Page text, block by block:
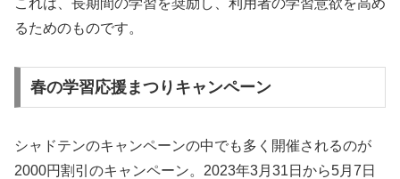
これは、長期間の学習を奨励し、利用者の学習意欲を高め
るためのものです。
春の学習応援まつりキャンペーン
シャドテンのキャンペーンの中でも多く開催されるのが
2000円割引のキャンペーン。2023年3月31日から5月7日